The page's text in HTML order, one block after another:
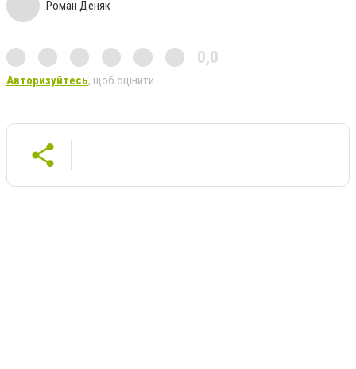
Роман Деняк
0,0
Авторизуйтесь, щоб оцінити